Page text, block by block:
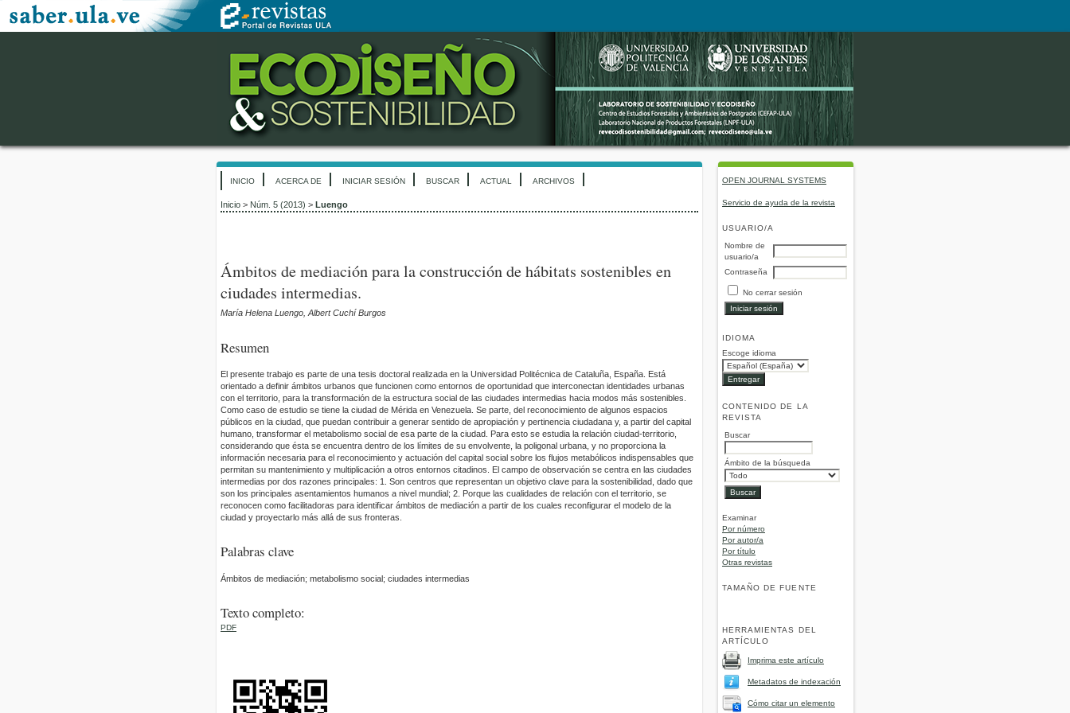
OPEN JOURNAL SYSTEMS
Servicio de ayuda de la revista
USUARIO/A
Nombre de
usuario/a
Contraseña
No cerrar sesión
IDIOMA
Escoge idioma
CONTENIDO DE LA
REVISTA
Buscar
Ámbito de la búsqueda
Examinar
Por número
Por autor/a
Por título
Otras revistas
TAMAÑO DE FUENTE
HERRAMIENTAS DEL
ARTÍCULO
Imprima este artículo
Metadatos de indexación
Cómo citar un elemento
INICIO ACERCA DE INICIAR SESIÓN BUSCAR ACTUAL ARCHIVOS
Inicio > Núm. 5 (2013) > Luengo
Ámbitos de mediación para la construcción de hábitats sostenibles en
ciudades intermedias.
María Helena Luengo, Albert Cuchí Burgos
Resumen
El presente trabajo es parte de una tesis doctoral realizada en la Universidad Politécnica de Cataluña, España. Está
orientado a definir ámbitos urbanos que funcionen como entornos de oportunidad que interconectan identidades urbanas
con el territorio, para la transformación de la estructura social de las ciudades intermedias hacia modos más sostenibles.
Como caso de estudio se tiene la ciudad de Mérida en Venezuela. Se parte, del reconocimiento de algunos espacios
públicos en la ciudad, que puedan contribuir a generar sentido de apropiación y pertinencia ciudadana y, a partir del capital
humano, transformar el metabolismo social de esa parte de la ciudad. Para esto se estudia la relación ciudad-territorio,
considerando que ésta se encuentra dentro de los límites de su envolvente, la poligonal urbana, y no proporciona la
información necesaria para el reconocimiento y actuación del capital social sobre los flujos metabólicos indispensables que
permitan su mantenimiento y multiplicación a otros entornos citadinos. El campo de observación se centra en las ciudades
intermedias por dos razones principales: 1. Son centros que representan un objetivo clave para la sostenibilidad, dado que
son los principales asentamientos humanos a nivel mundial; 2. Porque las cualidades de relación con el territorio, se
reconocen como facilitadoras para identificar ámbitos de mediación a partir de los cuales reconfigurar el modelo de la
ciudad y proyectarlo más allá de sus fronteras.
Palabras clave
Ámbitos de mediación; metabolismo social; ciudades intermedias
Texto completo:
PDF